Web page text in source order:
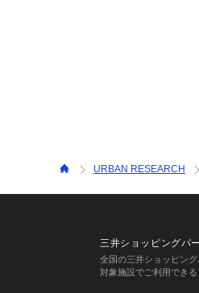
URBAN RESEARCH
三井ショッピングパ
全国の三井ショッピング
対象施設でご利用できる